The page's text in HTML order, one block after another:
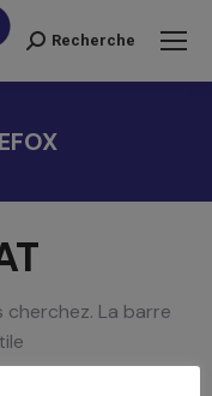
Recherche
Recherche
La barre